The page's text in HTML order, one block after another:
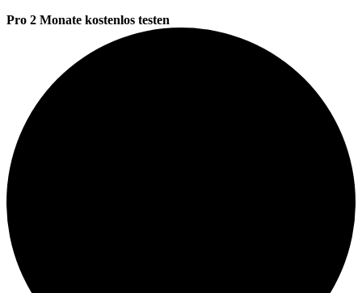
Pro 2 Monate kostenlos testen